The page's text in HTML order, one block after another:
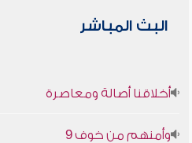
البث المباشر
أخلاقنا أصالة ومعاصرة
وأمنهم من خوف 9